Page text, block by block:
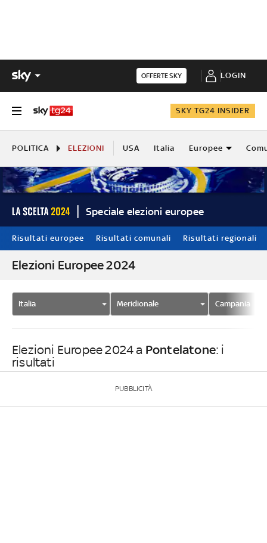
OFFERTE SKY LOGIN
SKY TG24 INSIDER
POLITICA ELEZIONI USA Italia Europee
Speciale elezioni europee
Risultati europee Risultati comunali Risultati regionali
Elezioni Europee 2024
Italia Meridionale Campania
Elezioni Europee 2024 a Pontelatone: i
risultati
PUBBLICITÀ